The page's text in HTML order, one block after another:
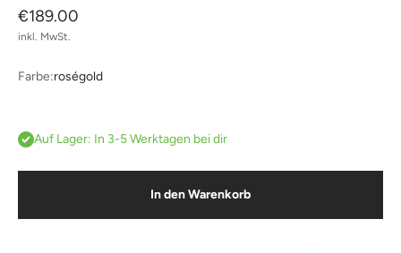
Angebot
€189.00
inkl. MwSt.
Farbe:roségold
Auf Lager: In 3-5 Werktagen bei dir
In den Warenkorb